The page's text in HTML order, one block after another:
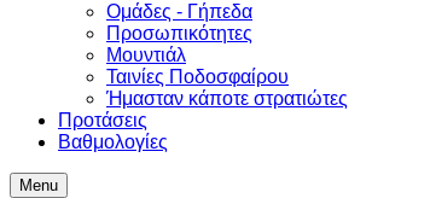
Ομάδες - Γήπεδα
Προσωπικότητες
Μουντιάλ
Ταινίες Ποδοσφαίρου
Ήμασταν κάποτε στρατιώτες
Προτάσεις
Βαθμολογίες
Menu